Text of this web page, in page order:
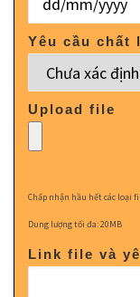
Yêu cầu chất
Upload file
Chấp nhận hầu hết các loại
Dung lượng tối đa: 20MB
Link file và